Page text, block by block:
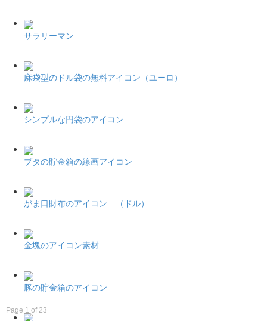
サラリーマン
麻袋型のドル袋の無料アイコン（ユーロ）
シンプルな円袋のアイコン
ブタの貯金箱の線画アイコン
がま口財布のアイコン （ドル）
金塊のアイコン素材
豚の貯金箱のアイコン
Page 1 of 23